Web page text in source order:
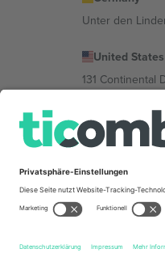
Unter den
United States
131 Continental
Bulgaria
Regus Sofia
Mexico
Av
im Impressum